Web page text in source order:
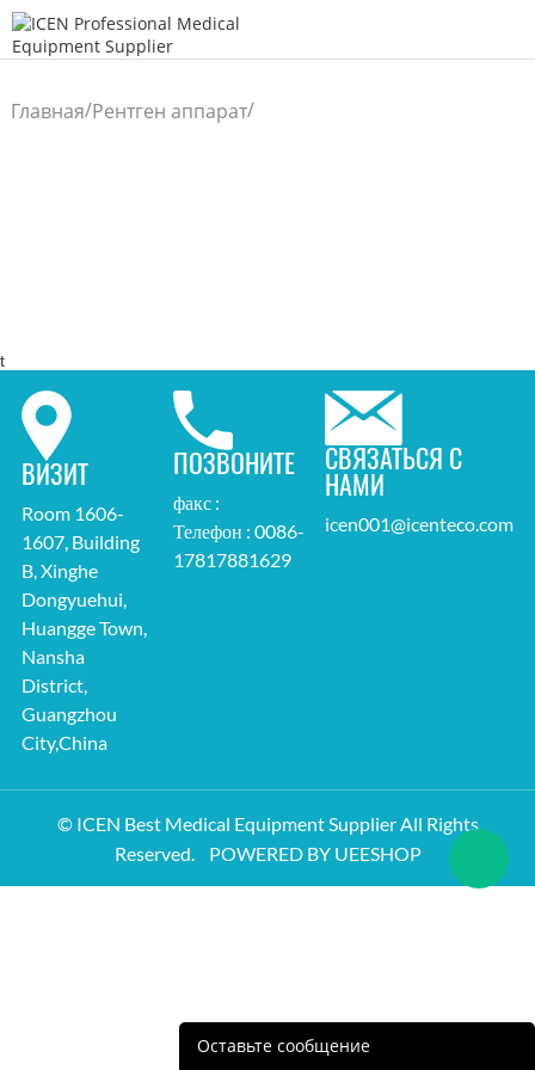
Главная/Рентген аппарат/
t
ВИЗИТ
Room 1606-
1607, Building
B, Xinghe
Dongyuehui,
Huangge Town,
Nansha
District,
Guangzhou
City,China
ПОЗВОНИТЕ
факс :
Телефон : 0086-
17817881629
СВЯЗАТЬСЯ С
НАМИ
icen001@icenteco.com
© ICEN Best Medical Equipment Supplier All Rights
Reserved. POWERED BY UEESHOP
Оставьте сообщение